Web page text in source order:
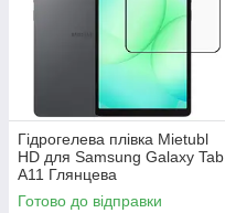
Гідрогелева плівка Mietubl
HD для Samsung Galaxy Tab
A11 Глянцева
Готово до відправки